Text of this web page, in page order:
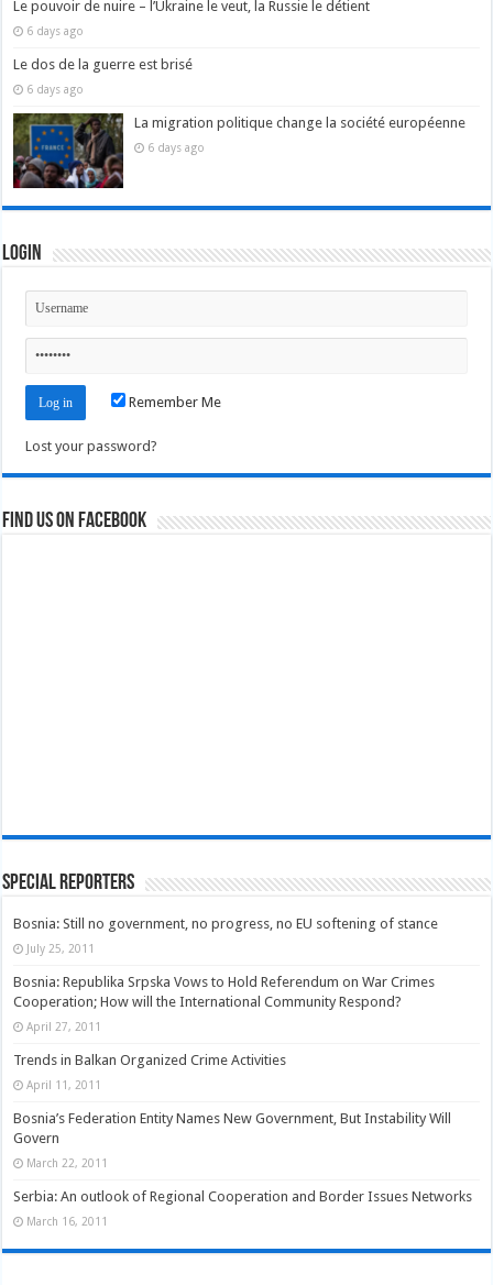
Le pouvoir de nuire – l’Ukraine le veut, la Russie le détient
6 days ago
Le dos de la guerre est brisé
6 days ago
La migration politique change la société européenne
6 days ago
Login
Remember Me
Lost your password?
Find us on Facebook
Special Reporters
Bosnia: Still no government, no progress, no EU softening of stance
July 25, 2011
Bosnia: Republika Srpska Vows to Hold Referendum on War Crimes
Cooperation; How will the International Community Respond?
April 27, 2011
Trends in Balkan Organized Crime Activities
April 11, 2011
Bosnia’s Federation Entity Names New Government, But Instability Will
Govern
March 22, 2011
Serbia: An outlook of Regional Cooperation and Border Issues Networks
March 16, 2011